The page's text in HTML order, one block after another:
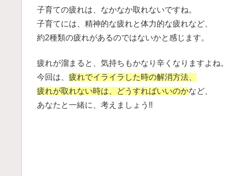
子育ての疲れは、なかなか取れないですね。
子育てには、精神的な疲れと体力的な疲れなど、
約2種類の疲れがあるのではないかと感じます。
疲れが溜まると、気持ちもかなり辛くなりますよね。
今回は、 疲れでイライラした時の解消方法、
疲れが取れない時は、どうすればいいのかなど、
あなたと一緒に、考えましょう!!